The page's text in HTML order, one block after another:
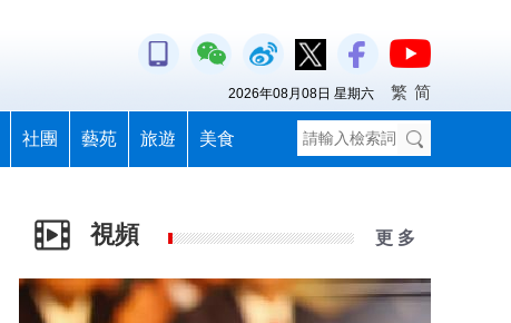
社團 藝苑 旅遊 美食
2026年08月08日 星期六 繁 简
視頻 更 多